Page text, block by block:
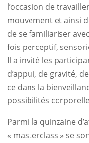
l’occasion de
mouvement et ainsi
de se familiariser
fois perceptif,
Il a invité les
d’appui, de gravité,
ce dans la
possibilités
Parmi la quinzaine
« masterclass » se